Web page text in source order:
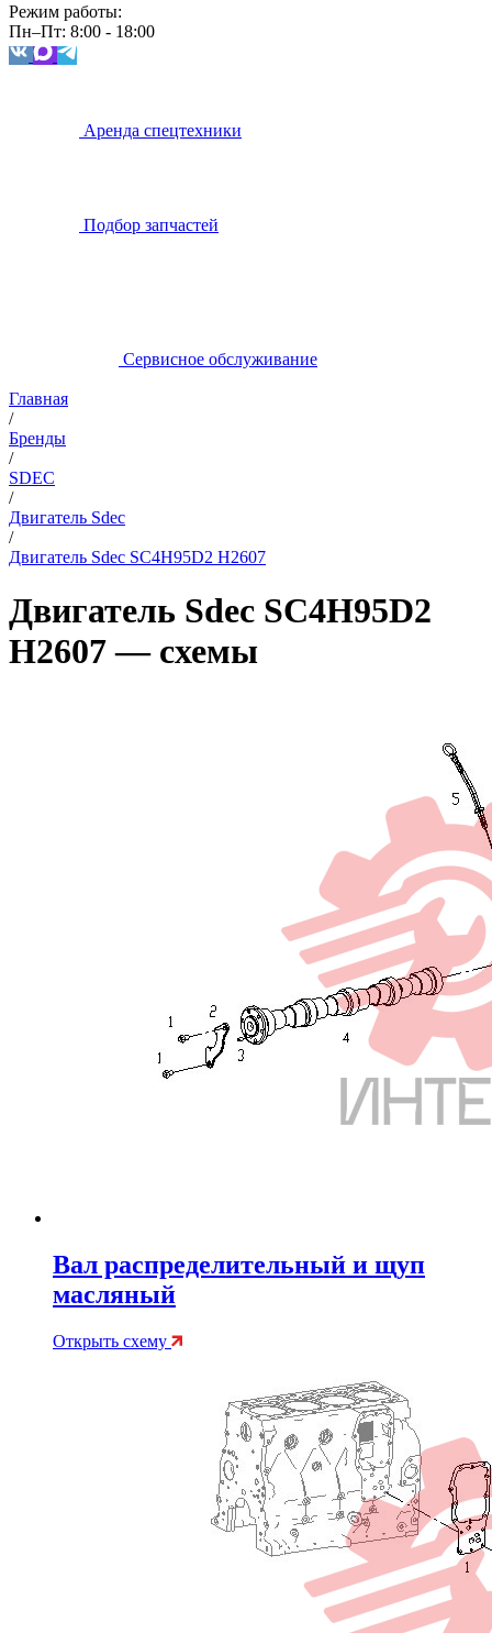
Режим работы:
Пн–Пт: 8:00 - 18:00
Аренда спецтехники
Подбор запчастей
Сервисное обслуживание
Главная
/
Бренды
/
SDEC
/
Двигатель Sdec
/
Двигатель Sdec SC4H95D2 H2607
Двигатель Sdec SC4H95D2
H2607 — схемы
Вал распределительный и щуп
масляный
Открыть схему